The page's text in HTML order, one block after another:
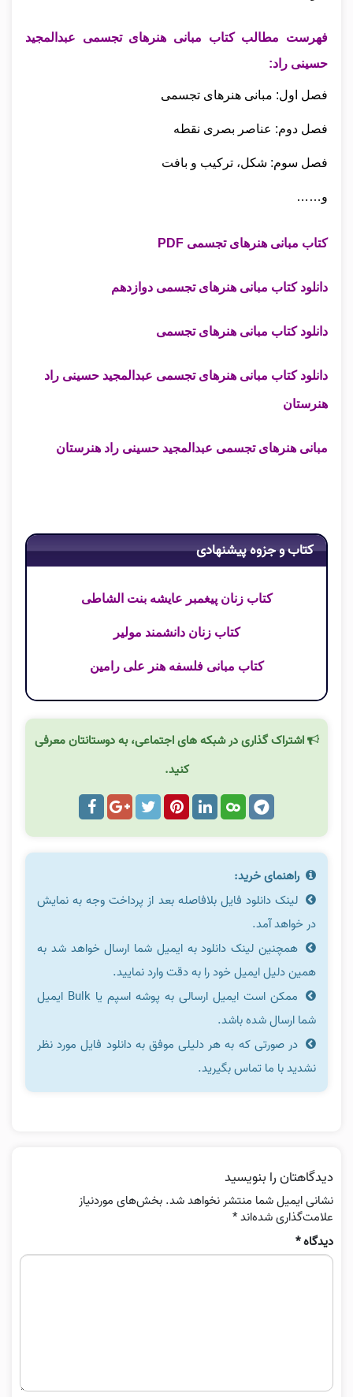
فهرست مطالب کتاب مبانی هنرهای تجسمی عبدالمجید
حسینی راد:
فصل اول: مبانی هنرهای تجسمی
فصل دوم: عناصر بصری نقطه
فصل سوم: شکل، ترکیب و بافت
و……
کتاب مبانی هنرهای تجسمی PDF
دانلود کتاب مبانی هنرهای تجسمی دوازدهم
دانلود کتاب مبانی هنرهای تجسمی
دانلود کتاب مبانی هنرهای تجسمی عبدالمجید حسینی راد
هنرستان
مبانی هنرهای تجسمی عبدالمجید حسینی راد هنرستان
کتاب و جزوه پیشنهادی
کتاب زنان پیغمبر عایشه بنت الشاطی
کتاب زنان دانشمند مولیر
کتاب مبانی فلسفه هنر علی رامین
اشتراک گذاری در شبکه های اجتماعی، به دوستانتان معرفی
کنید.
راهنمای خرید:
لینک دانلود فایل بلافاصله بعد از پرداخت وجه به نمایش
در خواهد آمد.
همچنین لینک دانلود به ایمیل شما ارسال خواهد شد به
همین دلیل ایمیل خود را به دقت وارد نمایید.
ممکن است ایمیل ارسالی به پوشه اسپم یا Bulk ایمیل
شما ارسال شده باشد.
در صورتی که به هر دلیلی موفق به دانلود فایل مورد نظر
نشدید با ما تماس بگیرید.
دیدگاهتان را بنویسید
نشانی ایمیل شما منتشر نخواهد شد. بخش‌های موردنیاز
علامت‌گذاری شده‌اند*
دیدگاه*